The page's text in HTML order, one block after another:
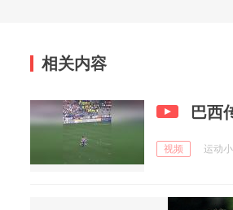
相关内容
巴西
视频 运动